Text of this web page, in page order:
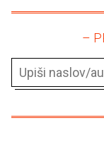
–